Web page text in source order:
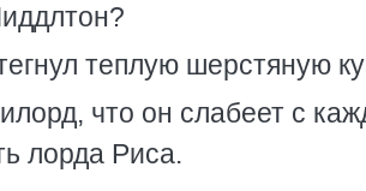
теплую шерстяную
что он слабеет с
лорда Риса.